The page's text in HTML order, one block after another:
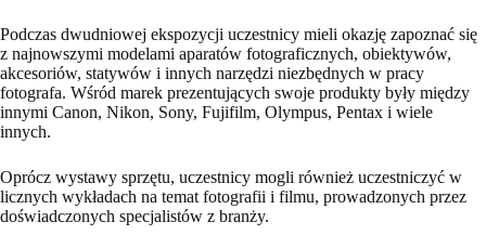
Podczas dwudniowej ekspozycji uczestnicy mieli okazję zapoznać się
z najnowszymi modelami aparatów fotograficznych, obiektywów,
akcesoriów, statywów i innych narzędzi niezbędnych w pracy
fotografa. Wśród marek prezentujących swoje produkty były między
innymi Canon, Nikon, Sony, Fujifilm, Olympus, Pentax i wiele
innych.
Oprócz wystawy sprzętu, uczestnicy mogli również uczestniczyć w
licznych wykładach na temat fotografii i filmu, prowadzonych przez
doświadczonych specjalistów z branży.